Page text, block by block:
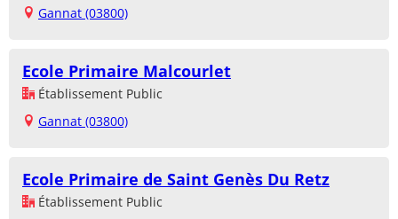
Gannat (03800)
Ecole Primaire Malcourlet
Établissement Public
Gannat (03800)
Ecole Primaire de Saint Genès Du Retz
Établissement Public